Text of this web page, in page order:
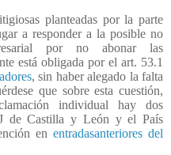
planteadas por la parte
a responder a la posible no
por no abonar las
está obligada por el art. 53.1
, sin haber alegado la falta
que sobre esta cuestión,
individual hay dos
de Castilla y León y el País
en entradasanteriores del